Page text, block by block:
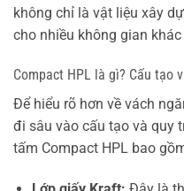
không chỉ là vật liệu xây
cho nhiều không gian khác
Compact HPL là gì? Cấu tạo
Để hiểu rõ hơn về vách
đi sâu vào cấu tạo và quy
tấm Compact HPL bao